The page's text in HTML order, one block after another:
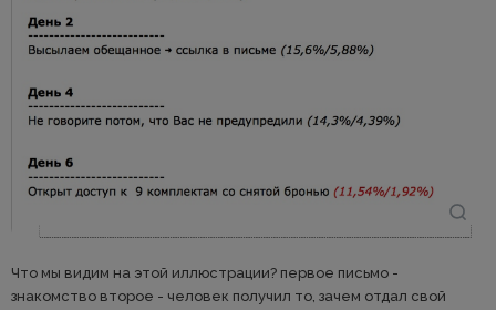
Что мы видим на этой иллюстрации? первое письмо -
знакомство второе - человек получил то, зачем отдал свой